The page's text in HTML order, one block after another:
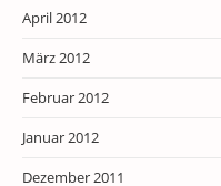
April 2012
März 2012
Februar 2012
Januar 2012
Dezember 2011